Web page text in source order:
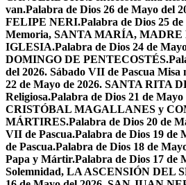
van.Palabra de Dios 26 de Mayo del
FELIPE NERI.Palabra de Dios 25
Memoria, SANTA MARÍA, MADRE
IGLESIA.Palabra de Dios 24 de
DOMINGO DE PENTECOSTÉS.
del 2026. Sábado VII de Pascua Misa
22 de Mayo de 2026. SANTA RITA
Religiosa.Palabra de Dios 21 de
CRISTÓBAL MAGALLANES y
MÁRTIRES.Palabra de Dios 20 de
VII de Pascua.Palabra de Dios 19 de
de Pascua.Palabra de Dios 18 de
Papa y Mártir.Palabra de Dios 17 de
Solemnidad, LA ASCENSIÓN DEL